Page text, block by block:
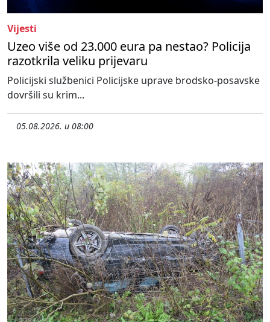
Vijesti
Uzeo više od 23.000 eura pa nestao? Policija
razotkrila veliku prijevaru
Policijski službenici Policijske uprave brodsko-posavske
dovršili su krim...
05.08.2026. u 08:00